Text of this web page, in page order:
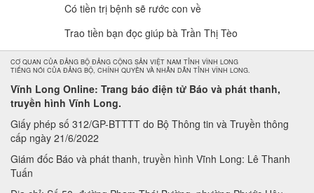
Có tiền trị bệnh sẽ rước con về
Trao tiền bạn đọc giúp bà Trần Thị Tèo
CƠ QUAN CỦA ĐẢNG BỘ ĐẢNG CỘNG SẢN VIỆT NAM TỈNH VĨNH LONG
TIẾNG NÓI CỦA ĐẢNG BỘ, CHÍNH QUYỀN VÀ NHÂN DÂN TỈNH VĨNH LONG.
Vĩnh Long Online: Trang báo điện tử Báo và phát thanh,
truyền hình Vĩnh Long.
Giấy phép số 312/GP-BTTTT do Bộ Thông tin và Truyền thông
cấp ngày 21/6/2022
Giám đốc Báo và phát thanh, truyền hình Vĩnh Long: Lê Thanh
Tuấn